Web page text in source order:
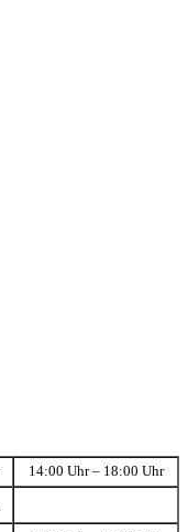
14:00 Uhr – 18:00 Uhr